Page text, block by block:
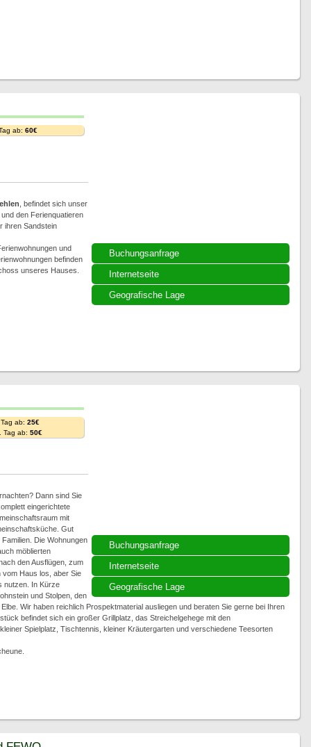
Buchungsanfrage
Internetseite
Geografische Lage
ab: 60€
, befindet sich unser
den Ferienquatieren
ihren Sandstein
und
befinden
unseres Hauses.
Buchungsanfrage
Internetseite
Geografische Lage
ab: 25€
Tag ab: 50€
Dann sind Sie
eingerichtete
mit
Gut
Die Wohnungen
möblierten
den Ausflügen, zum
Haus los, aber Sie
nutzen. In Kürze
und Stolpen, den
Wir haben reichlich Prospektmaterial ausliegen und beraten Sie gerne bei Ihren
befindet sich ein großer Grillplatz, das Streichelgehege mit den
Spielplatz, Tischtennis, kleiner Kräutergarten und verschiedene Teesorten